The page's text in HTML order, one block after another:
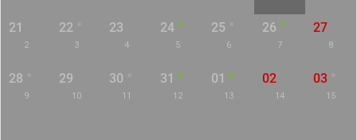
21
2
22
3
23
4
24
5
25
6
26
7
27
8
28
9
29
10
30
11
31
12
01
13
02
14
03
15